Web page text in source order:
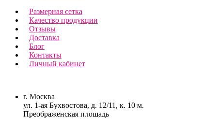
Размерная сетка
Качество продукции
Отзывы
Доставка
Блог
Контакты
Личный кабинет
г. Москва
ул. 1-ая Бухвостова, д. 12/11, к. 10 м.
Преображенская площадь